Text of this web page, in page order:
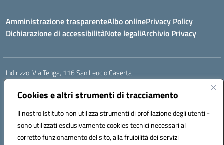
Cookies e altri strumenti di tracciamento
Il nostro Istituto non utilizza strumenti di profilazione degli utenti -
sono utilizzati esclusivamente cookies tecnici necessari al
corretto funzionamento del sito, alla fruibilità dei servizi
Amministrazione trasparenteAlbo onlinePrivacy Policy
Dichiarazione di accessibilitàNote legaliArchivio Privacy
Indirizzo:Via Tenga, 116 San Leucio Caserta
Centralino:
Posta elettronica certificata (PEC):ceis042009@pec.istruzione.it
Codice fiscale: 93098380616
Codice meccanografico:CEIS042009
Codice Indice delle Pubbliche Amministrazioni (IPA): islasleu